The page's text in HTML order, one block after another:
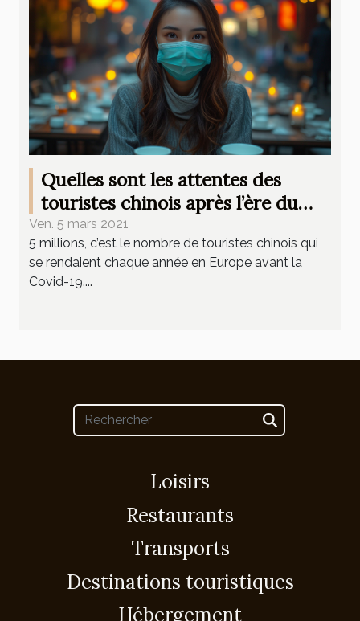
Quelles sont les attentes des
touristes chinois après l’ère du
Covid ?
Ven. 5 mars 2021
5 millions, c’est le nombre de touristes chinois qui
se rendaient chaque année en Europe avant la
Covid-19....
Loisirs
Restaurants
Transports
Destinations touristiques
Hébergement